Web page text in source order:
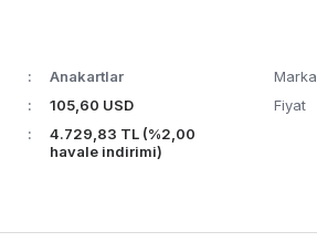
Anakartlar Marka
105,60 USD Fiyat
4.729,83 TL (%2,00
havale indirimi)